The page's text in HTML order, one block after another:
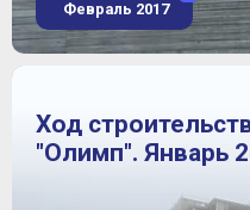
Февраль 2017
Ход
"Олимп". Январь